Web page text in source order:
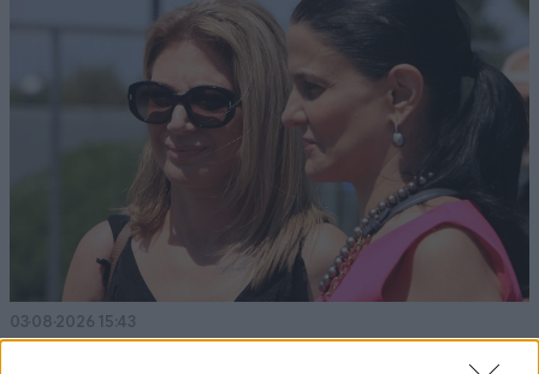
03·08·2026 15:43
«Ε όχι κι έτσι βρε Μαρίες»: Για παρασκηνιακές εντολές